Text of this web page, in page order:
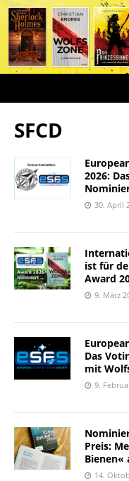
SFCD
2026:
30. April
ist für
Award
9. März
Das
mit
9.
Preis:
Bienen«
14.